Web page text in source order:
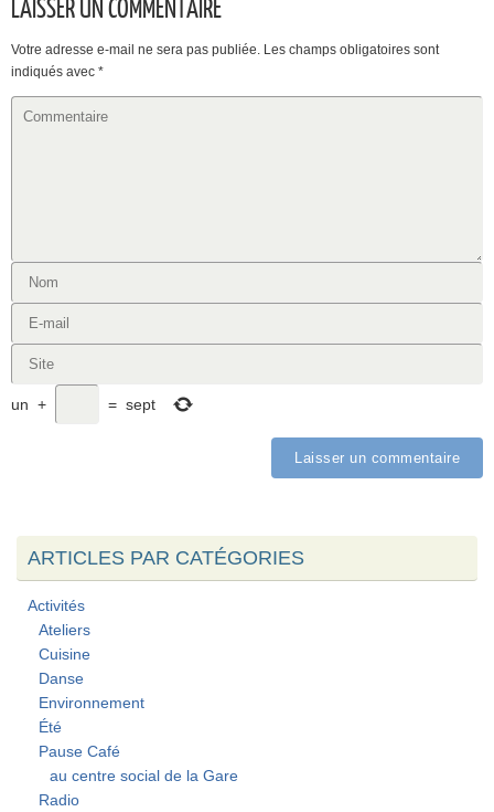
LAISSER UN COMMENTAIRE
Votre adresse e-mail ne sera pas publiée. Les champs obligatoires sont
indiqués avec *
un + = sept
ARTICLES PAR CATÉGORIES
Activités
Ateliers
Cuisine
Danse
Environnement
Été
Pause Café
au centre social de la Gare
Radio